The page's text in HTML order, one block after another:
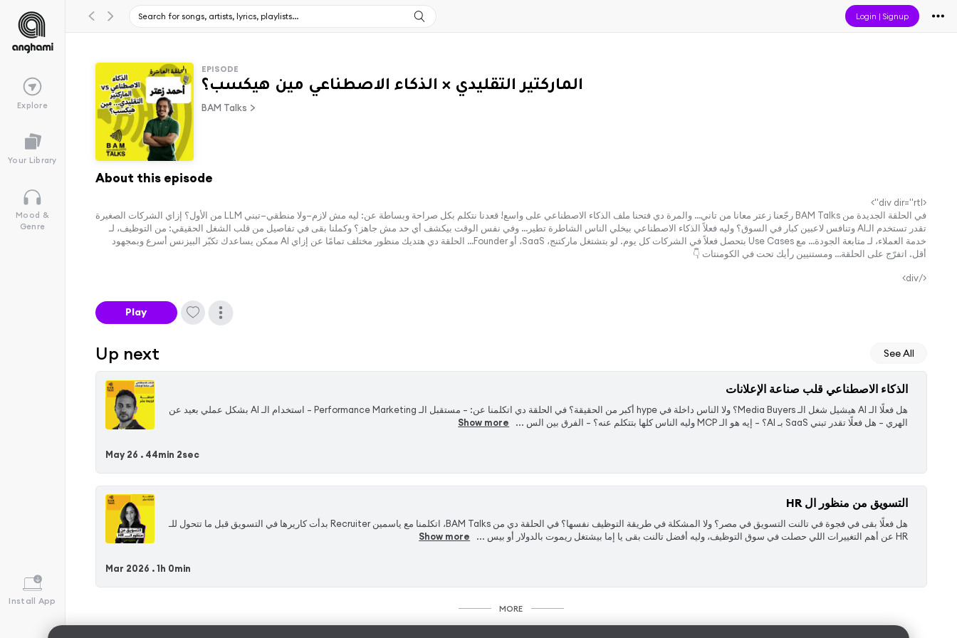
Login |Signup
Explore
Your Library
Mood &
Genre
Install App
EPISODE
الماركتير التقليدي × الذكاء الاصطناعي مين هيكسب؟
BAM Talks
About this episode
<div dir="rtl">
في الحلقة الجديدة من BAM Talks رجّعنا زعتر معانا من تاني… والمرة دي فتحنا ملف الذكاء الاصطناعي على واسع! قعدنا نتكلم بكل صراحة وبساطة عن: ليه مش لازم—ولا منطقي—تبني LLM من الأول؟ إزاي الشركات الصغيرة
تقدر تستخدم الـAI وتنافس لاعبين كبار في السوق؟ وليه فعلاً الذكاء الاصطناعي بيخلي الناس الشاطرة تطير… وفي نفس الوقت بيكشف أي حد مش جاهز؟ وكملنا بقى في تفاصيل من قلب الشغل الحقيقي: من التوظيف، لـ
خدمة العملاء، لـ متابعة الجودة… مع Use Cases بتحصل فعلاً في الشركات كل يوم. لو بتشتغل ماركتنج، SaaS، أو Founder… الحلقة دي هتديك منظور مختلف تمامًا عن إزاي AI ممكن يساعدك تكبّر البيزنس أسرع وبمجهود
أقل. اتفرّج على الحلقة… ومستنيين رأيك تحت في الكومنتات 👇
</div>
Play
Up next See All
الذكاء الاصطناعي قلب صناعة الإعلانات
‏هل فعلًا الـ AI هيشيل شغل الـ Media Buyers؟ ولا الناس داخلة في hype أكبر من الحقيقة؟ في الحلقة دي اتكلمنا عن: – مستقبل الـ Performance Marketing – استخدام الـ AI بشكل عملي بعيد عن
الهري – هل فعلًا تقدر تبني SaaS بـ AI؟ – إيه هو الـ MCP وليه الناس كلها بتتكلم عنه؟ – الفرق بين الس ...
Show more
May 26 . 44min 2sec
التسويق من منظور ال HR
‏هل فعلًا بقى في فجوة في تالنت التسويق في مصر؟ ولا المشكلة في طريقة التوظيف نفسها؟ في الحلقة دي من BAM Talks، اتكلمنا مع ياسمين Recruiter بدأت كاريرها في التسويق قبل ما تتحول للـ
HR عن أهم التغييرات اللي حصلت في سوق التوظيف، وليه أفضل تالنت بقى يا إما بيشتغل ريموت بالدولار أو بيس ...
Show more
Mar 2026 .1h 0min
MORE